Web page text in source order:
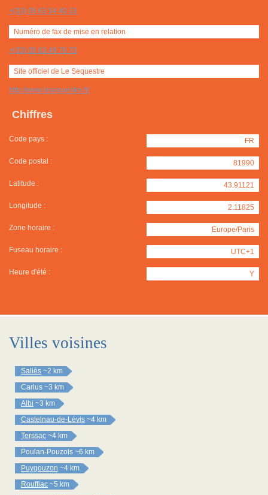
+(33) 05 63 54 40 13
Numéro de fax de mise en relation
+(33) 05 63 49 76 73
Site officiel de Le Sequestre
http://www.lesequestre.fr/
Chiffres
Code pays : FR
Code postal : 81990
Latitude : 43.91121
Longitude : 2.11825
Zone horaire : Europe/Paris
Fuseau horaire : UTC+1
Heure d'été : Y
Villes voisines
Saliès ~2 km
Carlus ~3 km
Albi ~3 km
Castelnau-de-Lévis ~4 km
Terssac ~4 km
Poulan-Pouzols ~6 km
Puygouzon ~4 km
Rouffiac ~5 km